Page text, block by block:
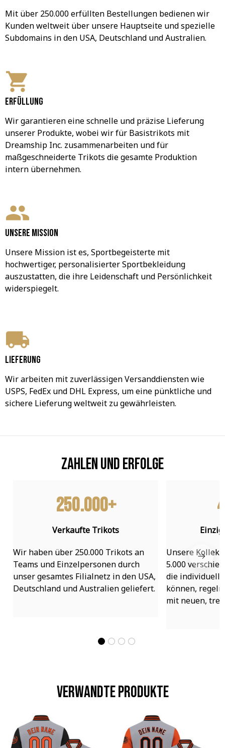
Mit über 250.000 erfüllten Bestellungen bedienen wir
Kunden weltweit über unsere Hauptseite und spezielle
Subdomains in den USA, Deutschland und Australien.
Erfüllung
Wir garantieren eine schnelle und präzise Lieferung
unserer Produkte, wobei wir für Basistrikots mit
Dreamship Inc. zusammenarbeiten und für
maßgeschneiderte Trikots die gesamte Produktion
intern übernehmen.
Unsere Mission
Unsere Mission ist es, Sportbegeisterte mit
hochwertiger, personalisierter Sportbekleidung
auszustatten, die ihre Leidenschaft und Persönlichkeit
widerspiegelt.
Lieferung
Wir arbeiten mit zuverlässigen Versanddiensten wie
USPS, FedEx und DHL Express, um eine pünktliche und
sichere Lieferung weltweit zu gewährleisten.
Zahlen und Erfolge
250.000+
Verkaufte Trikots
Wir haben über 250.000 Trikots an
Teams und Einzelpersonen durch
unser gesamtes Filialnetz in den USA,
Deutschland und Australien geliefert.
Unsere
5.000
die individuell
können,
mit neuen,
Verwandte Produkte